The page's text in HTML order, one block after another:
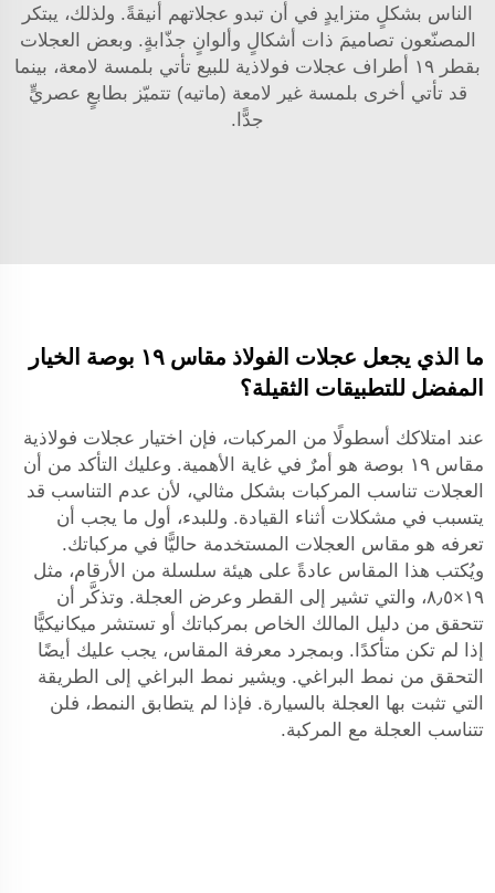
الناس بشكلٍ متزايدٍ في أن تبدو عجلاتهم أنيقةً. ولذلك، يبتكر
المصنّعون تصاميمَ ذات أشكالٍ وألوانٍ جذّابةٍ. وبعض العجلات
بقطر ١٩
أطراف عجلات فولاذية للبيع تأتي بلمسة لامعة، بينما
قد تأتي أخرى بلمسة غير لامعة (ماتيه) تتميّز بطابعٍ عصريٍّ
جدًّا.
ما الذي يجعل عجلات الفولاذ مقاس ١٩ بوصة الخيار
المفضل للتطبيقات الثقيلة؟
عند امتلاكك أسطولًا من المركبات، فإن اختيار عجلات فولاذية
مقاس ١٩ بوصة هو أمرٌ في غاية الأهمية. وعليك التأكد من أن
العجلات تناسب المركبات بشكل مثالي، لأن عدم التناسب قد
يتسبب في مشكلات أثناء القيادة. وللبدء، أول ما يجب أن
تعرفه هو مقاس العجلات المستخدمة حاليًّا في مركباتك.
ويُكتب هذا المقاس عادةً على هيئة سلسلة من الأرقام، مثل
١٩×٨٫٥، والتي تشير إلى القطر وعرض العجلة. وتذكَّر أن
تتحقق من دليل المالك الخاص بمركباتك أو تستشر ميكانيكيًّا
إذا لم تكن متأكدًا. وبمجرد معرفة المقاس، يجب عليك أيضًا
التحقق من نمط البراغي. ويشير نمط البراغي إلى الطريقة
التي تثبت بها العجلة بالسيارة. فإذا لم يتطابق النمط، فلن
تتناسب العجلة مع المركبة.